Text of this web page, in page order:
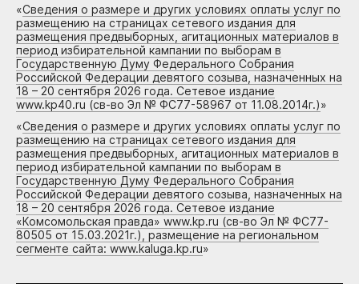
«Сведения о размере и других условиях оплаты услуг по
размещению на страницах сетевого издания для
размещения предвыборных, агитационных материалов в
период избирательной кампании по выборам в
Государственную Думу Федерального Собрания
Российской Федерации девятого созыва, назначенных на
18 – 20 сентября 2026 года. Сетевое издание
www.kp40.ru (св-во Эл № ФС77-58967 от 11.08.2014г.)»
«Сведения о размере и других условиях оплаты услуг по
размещению на страницах сетевого издания для
размещения предвыборных, агитационных материалов в
период избирательной кампании по выборам в
Государственную Думу Федерального Собрания
Российской Федерации девятого созыва, назначенных на
18 – 20 сентября 2026 года. Сетевое издание
«Комсомольская правда» www.kp.ru (св-во Эл № ФС77-
80505 от 15.03.2021г.), размещение на региональном
сегменте сайта: www.kaluga.kp.ru»